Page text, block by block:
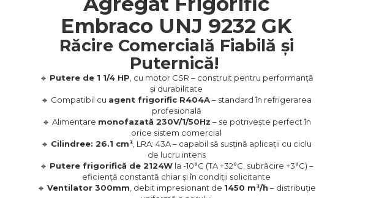
Embraco UNJ 9232 GK
Răcire Comercială Fiabilă și
Puternică!
🔹 Putere de 1 1/4 HP , cu motor CSR – construit pentru performanță
și durabilitate
🔹 Compatibil cu agent frigorific R404A– standard în refrigerarea
profesională
🔹 Alimentare monofazată 230V/1/50Hz – se potrivește perfect în
orice sistem comercial
🔹 Cilindree: 26.1 cm³ , LRA: 43A – capabil să susțină aplicații cu ciclu
de lucru intens
🔹 Putere frigorifică de 2124Wla -10°C (TA +32°C, subrăcire +3°C) –
eficiență constantă chiar și în condiții solicitante
🔹 Ventilator 300mm , debit impresionant de 1450 m³/h – distribuție